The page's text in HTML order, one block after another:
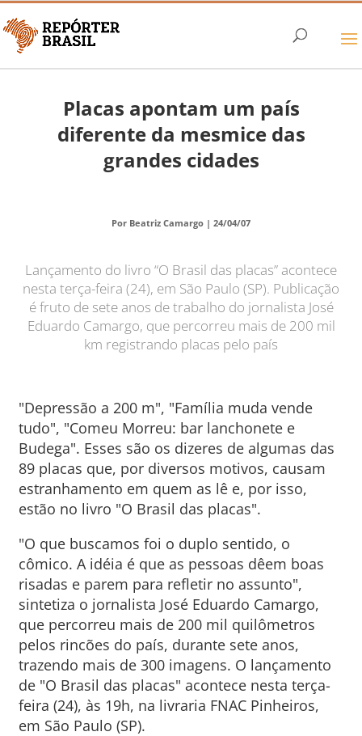
Placas apontam um país
diferente da mesmice das
grandes cidades
Por Beatriz Camargo | 24/04/07
Lançamento do livro “O Brasil das placas” acontece
nesta terça-feira (24), em São Paulo (SP). Publicação
é fruto de sete anos de trabalho do jornalista José
Eduardo Camargo, que percorreu mais de 200 mil
km registrando placas pelo país
"Depressão a 200 m", "Família muda vende
tudo", "Comeu Morreu: bar lanchonete e
Budega". Esses são os dizeres de algumas das
89 placas que, por diversos motivos, causam
estranhamento em quem as lê e, por isso,
estão no livro "O Brasil das placas".
"O que buscamos foi o duplo sentido, o
cômico. A idéia é que as pessoas dêem boas
risadas e parem para refletir no assunto",
sintetiza o jornalista José Eduardo Camargo,
que percorreu mais de 200 mil quilômetros
pelos rincões do país, durante sete anos,
trazendo mais de 300 imagens. O lançamento
de "O Brasil das placas" acontece nesta terça-
feira (24), às 19h, na livraria FNAC Pinheiros,
em São Paulo (SP).